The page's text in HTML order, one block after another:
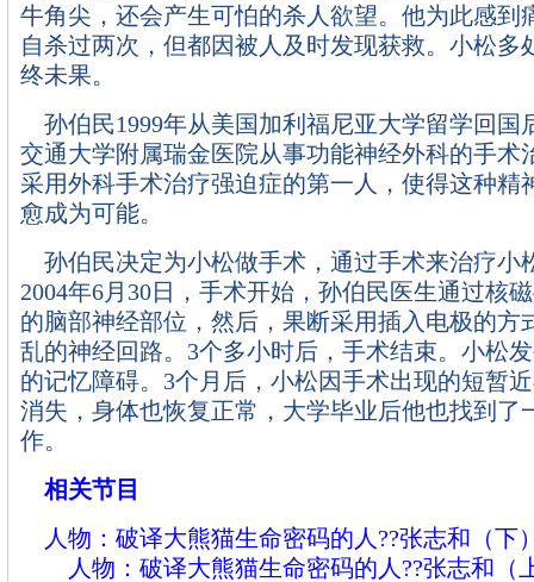
牛角尖，还会产生可怕的杀人欲望。他为此感到
自杀过两次，但都因被人及时发现获救。小松多
终未果。
孙伯民1999年从美国加利福尼亚大学留学回国
交通大学附属瑞金医院从事功能神经外科的手术
采用外科手术治疗强迫症的第一人，使得这种精
愈成为可能。
孙伯民决定为小松做手术，通过手术来治疗小
2004年6月30日，手术开始，孙伯民医生通过核
的脑部神经部位，然后，果断采用插入电极的方
乱的神经回路。3个多小时后，手术结束。小松
的记忆障碍。3个月后，小松因手术出现的短暂
消失，身体也恢复正常，大学毕业后他也找到了
作。
相关节目
人物：破译大熊猫生命密码的人??张志和（下
人物：破译大熊猫生命密码的人??张志和（